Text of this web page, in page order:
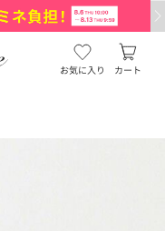
お気に入り カート